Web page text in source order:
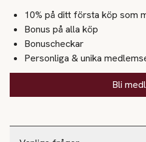
10% på ditt första köp som
Bonus på alla köp
Bonuscheckar
Personliga & unika
Bli